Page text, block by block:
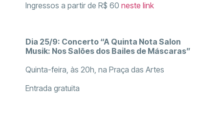
Ingressos a partir de R$ 60 neste link
Dia 25/9: Concerto “A Quinta Nota Salon
Musik: Nos Salões dos Bailes de Máscaras”
Quinta-feira, às 20h, na Praça das Artes
Entrada gratuita